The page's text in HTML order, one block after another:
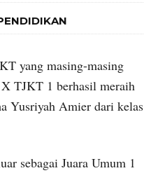
yang masing-masing
TJKT 1 berhasil meraih
Yusriyah Amier dari kelas
sebagai Juara Umum 1